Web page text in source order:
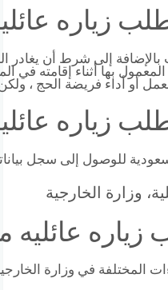
زياره
بالإضافة إلى شرط أن يغادر
بها أثناء إقامته في
أو أداء فريضة الحج ،
زياره
للوصول إلى سجل
وزارة الخارجية
عائليه
المختلفة في وزارة